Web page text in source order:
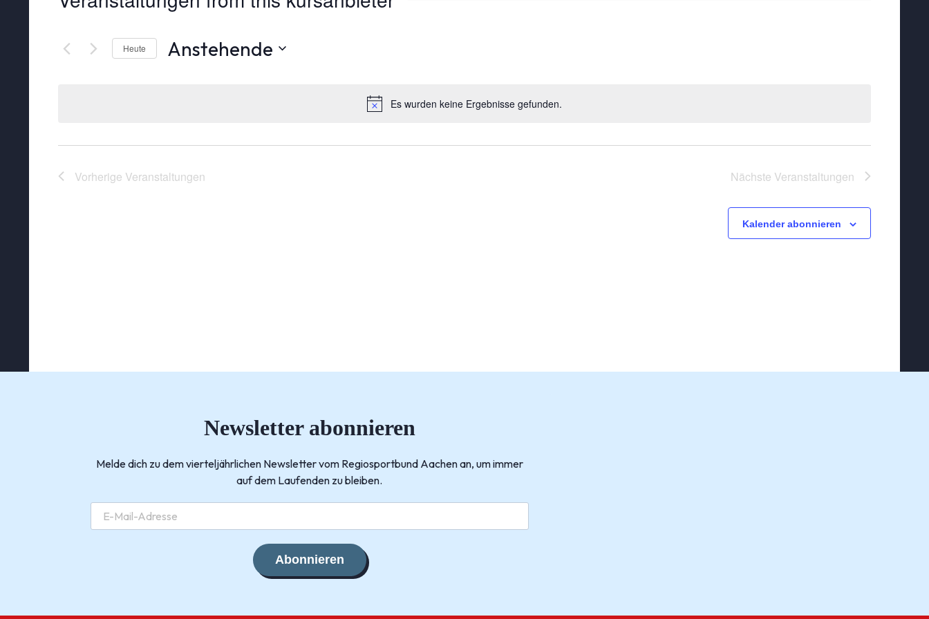
Es wurden keine Ergebnisse gefunden.
Heute Anstehende
Vorherige Veranstaltungen Nächste Veranstaltungen
Kalender abonnieren
Newsletter abonnieren
Melde dich zu dem vierteljährlichen Newsletter vom Regiosportbund Aachen an, um immer
auf dem Laufenden zu bleiben.
Abonnieren